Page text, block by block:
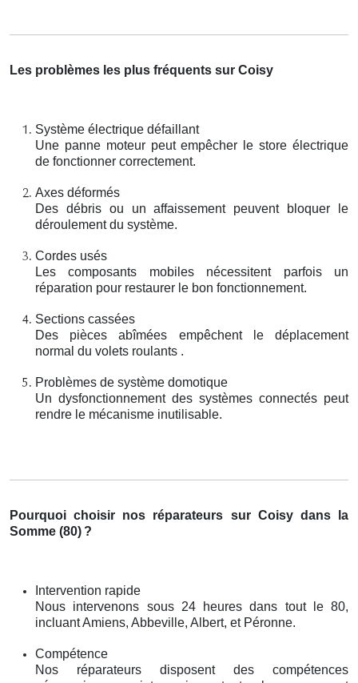
Les problèmes les plus fréquents sur Coisy
Système électrique défaillant
Une panne moteur peut empêcher le store électrique
de fonctionner correctement.
Axes déformés
Des débris ou un affaissement peuvent bloquer le
déroulement du système.
Cordes usés
Les composants mobiles nécessitent parfois un
réparation pour restaurer le bon fonctionnement.
Sections cassées
Des pièces abîmées empêchent le déplacement
normal du volets roulants .
Problèmes de système domotique
Un dysfonctionnement des systèmes connectés peut
rendre le mécanisme inutilisable.
Pourquoi choisir nos réparateurs sur Coisy dans la
Somme (80) ?
Intervention rapide
Nous intervenons sous 24 heures dans tout le 80,
incluant Amiens, Abbeville, Albert, et Péronne.
Compétence
Nos réparateurs disposent des compétences